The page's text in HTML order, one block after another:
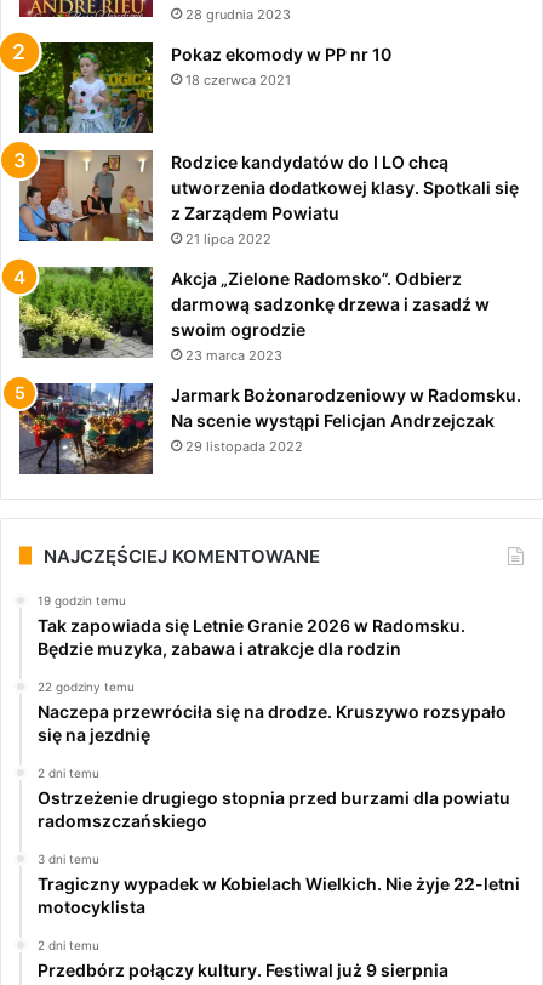
28 grudnia 2023
Pokaz ekomody w PP nr 10
18 czerwca 2021
Rodzice kandydatów do I LO chcą
utworzenia dodatkowej klasy. Spotkali się
z Zarządem Powiatu
21 lipca 2022
Akcja „Zielone Radomsko”. Odbierz
darmową sadzonkę drzewa i zasadź w
swoim ogrodzie
23 marca 2023
Jarmark Bożonarodzeniowy w Radomsku.
Na scenie wystąpi Felicjan Andrzejczak
29 listopada 2022
NAJCZĘŚCIEJ KOMENTOWANE
19 godzin temu
Tak zapowiada się Letnie Granie 2026 w Radomsku.
Będzie muzyka, zabawa i atrakcje dla rodzin
22 godziny temu
Naczepa przewróciła się na drodze. Kruszywo rozsypało
się na jezdnię
2 dni temu
Ostrzeżenie drugiego stopnia przed burzami dla powiatu
radomszczańskiego
3 dni temu
Tragiczny wypadek w Kobielach Wielkich. Nie żyje 22-letni
motocyklista
2 dni temu
Przedbórz połączy kultury. Festiwal już 9 sierpnia